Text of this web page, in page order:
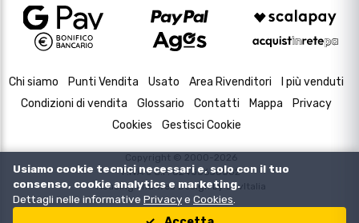
Chi siamo Punti Vendita Usato Area Rivenditori
I più venduti
Condizioni di vendita
Glossario Contatti Mappa
Privacy
Cookies
Gestisci Cookie
Copyright © 2000-2026
P.IVA e C.F. 02433630502
Housing and Web Design byDevItalia
Usiamo cookie tecnici necessari e, solo con il tuo
consenso, cookie analytics e marketing.
Dettagli nelle informative Privacye Cookies